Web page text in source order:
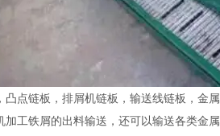
点链板，排屑机链板，输送线链板，金
工铁屑的出料输送，还可以输送各类金